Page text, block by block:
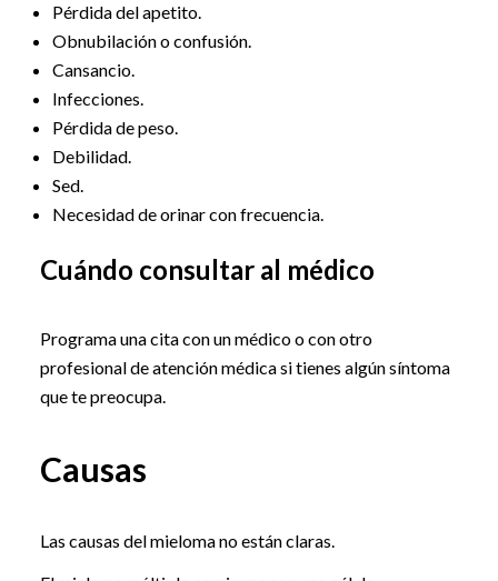
Pérdida del apetito.
Obnubilación o confusión.
Cansancio.
Infecciones.
Pérdida de peso.
Debilidad.
Sed.
Necesidad de orinar con frecuencia.
Cuándo consultar al médico
Programa una cita con un médico o con otro
profesional de atención médica si tienes algún síntoma
que te preocupa.
Causas
Las causas del mieloma no están claras.